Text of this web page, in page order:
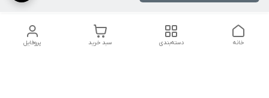
پروفایل سبد خرید دسته‌بندی خانه